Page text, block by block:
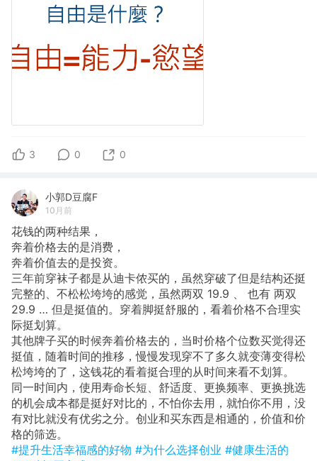
3 0 0
小郭D豆腐F
10月前
花钱的两种结果，
奔着价格去的是消费，
奔着价值去的是投资。
​三年前穿袜子都是从迪卡侬买的，虽然穿破了但是结构还挺
完整的、不松松垮垮的感觉，虽然两双 19.9 、 也有 两双
29.9 … 但是挺值的。穿着脚挺舒服的，看着价格不合理实
际挺划算。
其他牌子买的时候奔着价格去的，当时价格个位数买觉得还
挺值，随着时间的推移，慢慢发现穿不了多久就变薄变得松
松垮垮的了，这钱花的看着挺合理的从时间来看不划算。
同一时间内，使用寿命长短、舒适度、更换频率、更换挑选
的机会成本都是挺好对比的，不怕你去用，就怕你不用，没
有对比就没有优劣之分。创业和买东西是相通的，价值和价
格的筛选。
#提升生活幸福感的好物 #为什么选择创业 #健康生活的